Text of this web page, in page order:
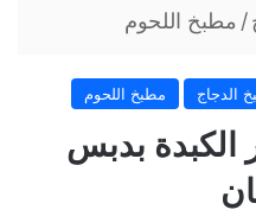
/ مطبخ اللحوم
الدجاج مطبخ اللحوم
الكبدة بدبس